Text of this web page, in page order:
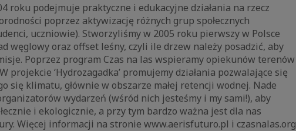
roku podejmuje praktyczne i edukacyjne działania na rzecz
poprzez aktywizację różnych grup społecznych
uczniowie). Stworzyliśmy w 2005 roku pierwszy w Polsce
węglowy oraz offset leśny, czyli ile drzew należy posadzić, aby
Poprzez program Czas na las wspieramy opiekunów terenów
projekcie ‘Hydrozagadka’ promujemy działania pozwalające się
się klimatu, głównie w obszarze małej retencji wodnej. Nade
wydarzeń (wśród nich jesteśmy i my sami!), aby
i ekologicznie, a przy tym bardzo ważna jest dla nas
Więcej informacji na stronie www.aerisfuturo.pl i czasnalas.org